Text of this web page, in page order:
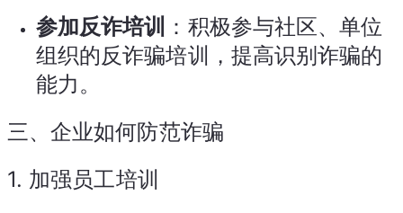
参加反诈培训 ：积极参与社区、单位
组织的反诈骗培训，提高识别诈骗的
能力。
三、企业如何防范诈骗
1. 加强员工培训